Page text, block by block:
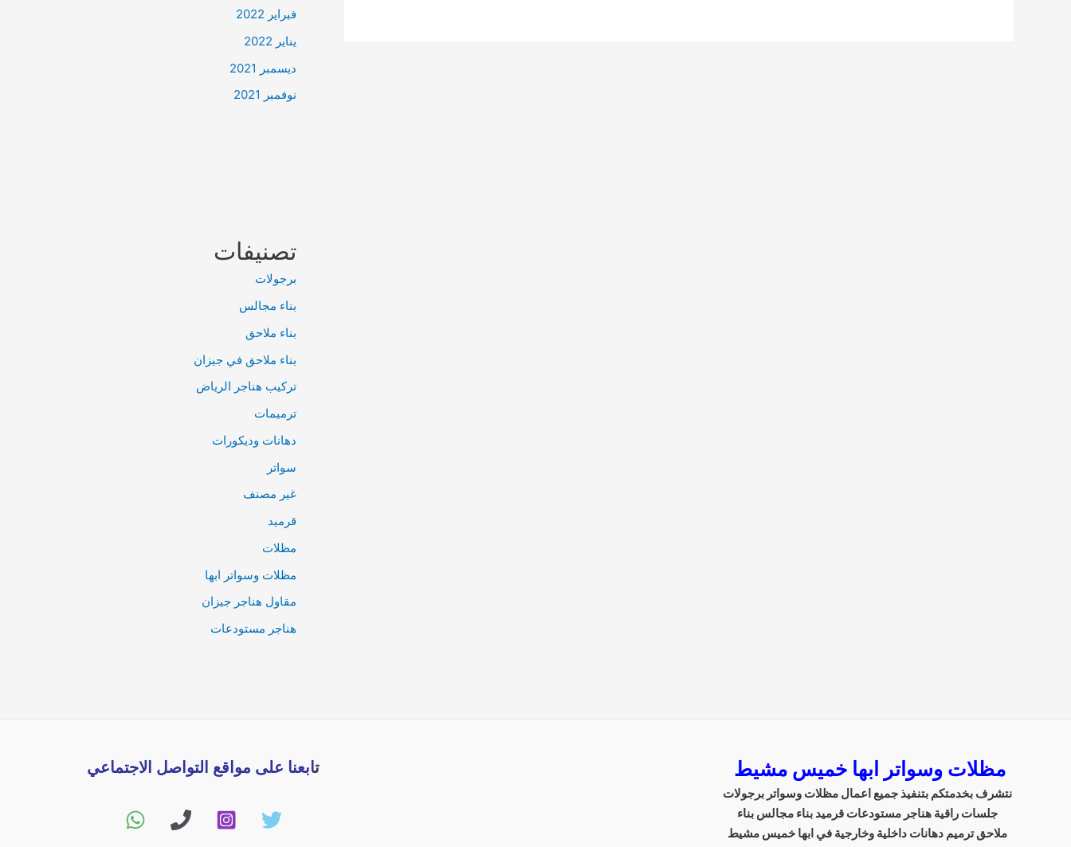
فبراير 2022
يناير 2022
ديسمبر 2021
نوفمبر 2021
تصنيفات
برجولات
بناء مجالس
بناء ملاحق
بناء ملاحق في جيزان
تركيب هناجر الرياض
ترميمات
دهانات وديكورات
سواتر
غير مصنف
قرميد
مظلات
مظلات وسواتر ابها
مقاول هناجر جيزان
هناجر مستودعات
مظلات وسواتر ابها خميس مشيط
نتشرف بخدمتكم بتنفيذ جميع اعمال مظلات وسواتر برجولات
جلسات راقية هناجر مستودعات قرميد بناء مجالس بناء
ملاحق ترميم دهانات داخلية وخارجية في ابها خميس مشيط
تابعنا على مواقع التواصل الاجتماعي